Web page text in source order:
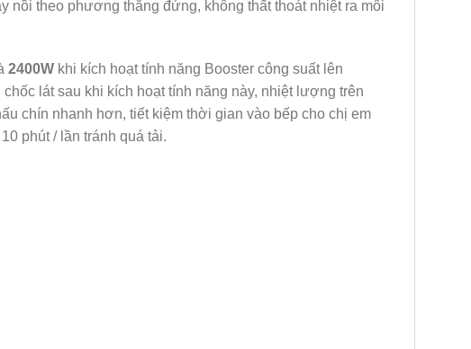
nồi theo phương thẳng đứng, không thất thoát nhiệt ra môi
2400W khi kích hoạt tính năng Booster công suất lên
chốc lát sau khi kích hoạt tính năng này, nhiệt lượng trên
chín nhanh hơn, tiết kiệm thời gian vào bếp cho chị em
phút / lần tránh quá tải.